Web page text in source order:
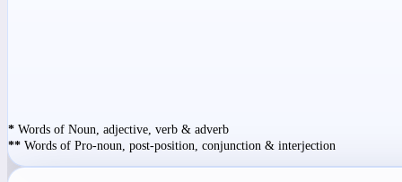
* Words of Noun, adjective, verb & adverb
** Words of Pro-noun, post-position, conjunction & interjection